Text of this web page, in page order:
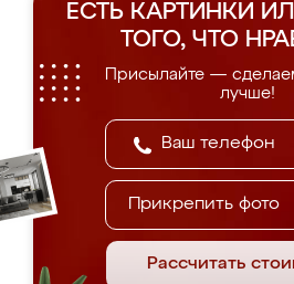
ЕСТЬ КАРТИНКИ
ТОГО, ЧТО
Присылайте —
лучше!
Прикрепить фото
Рассчитать